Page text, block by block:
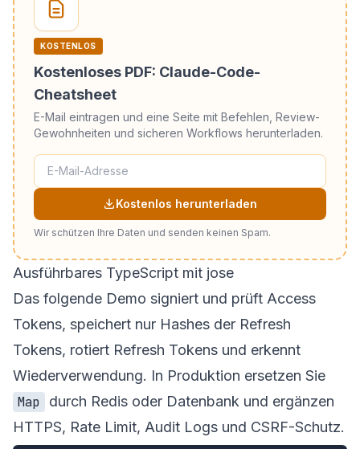
KOSTENLOS
Kostenloses PDF: Claude-Code-
Cheatsheet
E-Mail eintragen und eine Seite mit Befehlen, Review-
Gewohnheiten und sicheren Workflows herunterladen.
Kostenlos herunterladen
Wir schützen Ihre Daten und senden keinen Spam.
Ausführbares TypeScript mit jose
Das folgende Demo signiert und prüft Access
Tokens, speichert nur Hashes der Refresh
Tokens, rotiert Refresh Tokens und erkennt
Wiederverwendung. In Produktion ersetzen Sie
Map
durch Redis oder Datenbank und ergänzen
HTTPS, Rate Limit, Audit Logs und CSRF-Schutz.